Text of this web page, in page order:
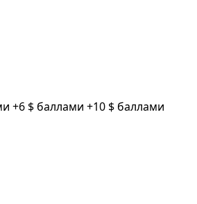
+6 $ баллами +10 $ баллами